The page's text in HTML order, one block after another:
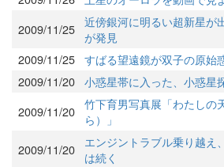
2009/11/25 近傍銀河に明るい超新星が
が発見
2009/11/25 すばる望遠鏡が双子の原始
2009/11/20 小惑星帯に入った、小惑星
2009/11/20 竹下育男写真展「わたしの
ら）」
2009/11/20
エンジントラブル乗り越え
は続く